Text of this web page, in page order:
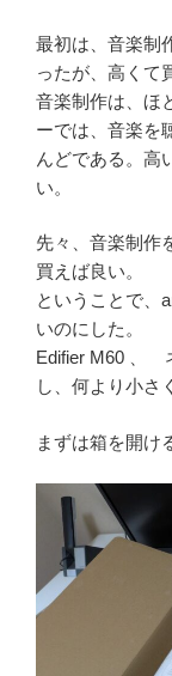
最初は、音楽制
ったが、高くて
音楽制作は、ほ
ーでは、音楽を
んどである。高
い。
先々、音楽制作
買えば良い。
ということで、
いのにした。
Edifier M60 、
し、何より小さ
まずは箱を開け